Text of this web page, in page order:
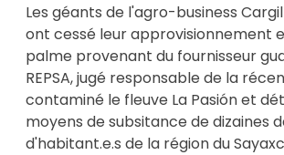
Les géants de l'agro-business
ont cessé leur approvisionnement
palme provenant du fournisseur
REPSA, jugé responsable de la
contaminé le fleuve La Pasión et
moyens de subsitance de dizaines
d'habitant.e.s de la région du